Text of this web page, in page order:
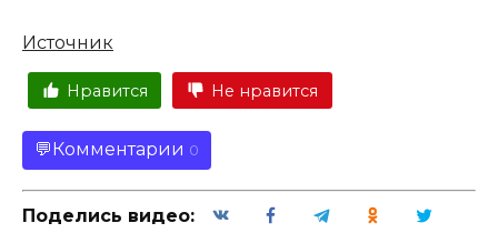
Источник
Нравится Не нравится
Комментарии 0
Поделись видео: